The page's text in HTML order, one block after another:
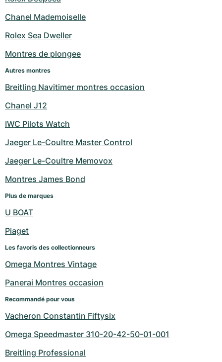
Milgauss
Oyster Perpetual
Yacht-Master
Yacht-Master II
Sea-Dweller
Montres pour femmes
Ronde
Rotonde
Pasha
Tortue
Roadster
Montres d'occasion
Professional
Bentley
Cockpit
Chronospace
Montbrillant
Montres d'occasion
Formula 1
Grand Carrera
Montres d'occasion
Montres pour femmes
Portofino
Portugieser
Aquatimer
Spitfire
Montres d'occasion
Spirit of Big Bang
King Power
Montres d'occasion
Chanel Mademoiselle
Rolex Sea Dweller
Montres de plongee
Autres montres
Breitling Navitimer montres occasion
Chanel J12
IWC Pilots Watch
Jaeger Le-Coultre Master Control
Jaeger Le-Coultre Memovox
Montres James Bond
Plus de marques
U BOAT
Piaget
Les favoris des collectionneurs
Omega Montres Vintage
Panerai Montres occasion
Recommandé pour vous
Vacheron Constantin Fiftysix
Omega Speedmaster 310-20-42-50-01-001
Breitling Professional